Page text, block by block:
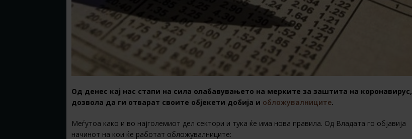
Oд денес кај нас стапи на сила олабавувањето на мерките за заштита на коронавирус,
дозвола да ги отварат своите објекети добија и обложувалниците.
Меѓутоа како и во најголемиот дел сектори и тука ќе има нова правила. Од Владата го објавија
начинот на кои ќе работат обложувалниците: